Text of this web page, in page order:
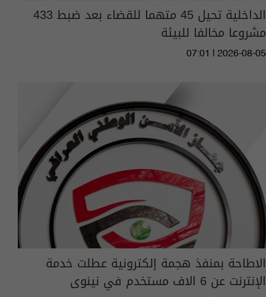
الداخلية تحيل 45 متهما للقضاء بعد ضبط 433
مشروعا مخالفا للبيئة
07:01 | 2026-08-05
الاطاحة بمنفذ هجمة إلكترونية عطلت خدمة
الإنترنت عن 6 الاف مستخدم في نينوى